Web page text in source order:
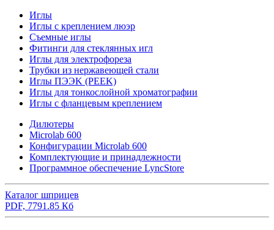
Иглы
Иглы с креплением люэр
Съемные иглы
Фитинги для стеклянных игл
Иглы для электрофореза
Трубки из нержавеющей стали
Иглы ПЭЭK (PEEK)
Иглы для тонкослойной хроматографии
Иглы с фланцевым креплением
Дилютеры
Microlab 600
Конфигурации Microlab 600
Комплектующие и принадлежности
Программное обеспечение LyncStore
Каталог шприцев
PDF, 7791.85 Кб